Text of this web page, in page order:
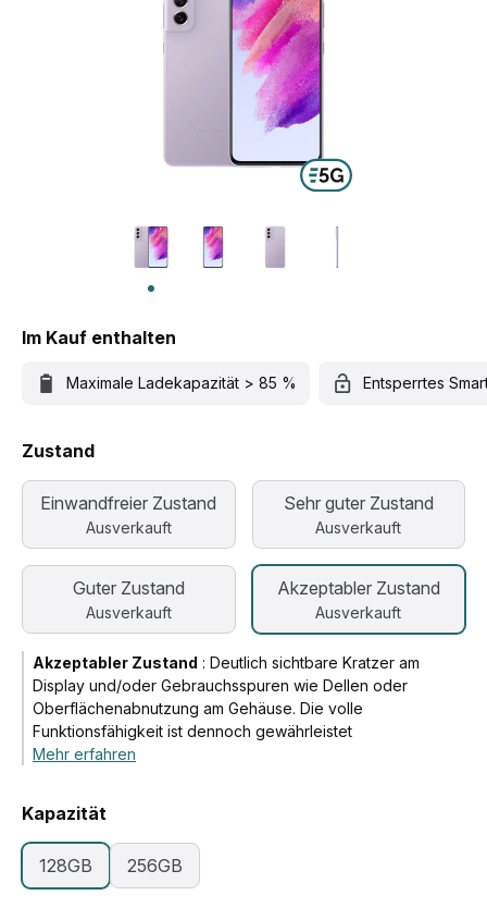
Im Kauf enthalten
Maximale Ladekapazität > 85 % Entsperrtes
Zustand
Einwandfreier Zustand
Ausverkauft
Sehr guter Zustand
Ausverkauft
Guter Zustand
Ausverkauft
Akzeptabler Zustand
Ausverkauft
Akzeptabler Zustand : Deutlich sichtbare Kratzer am
Display und/oder Gebrauchsspuren wie Dellen oder
Oberflächenabnutzung am Gehäuse. Die volle
Funktionsfähigkeit ist dennoch gewährleistet
Mehr erfahren
Kapazität
128GB 256GB